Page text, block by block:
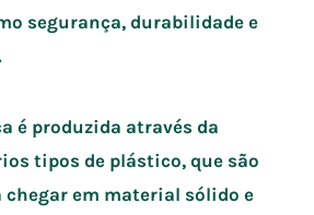
segurança, durabilidade e
é produzida através da
tipos de plástico, que são
chegar em material sólido e